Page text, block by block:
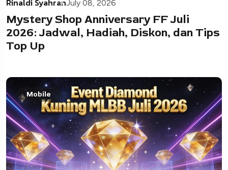
Rinaldi SyahranJuly 08, 2026
Mystery Shop Anniversary FF Juli
2026: Jadwal, Hadiah, Diskon, dan Tips
Top Up
Mobile